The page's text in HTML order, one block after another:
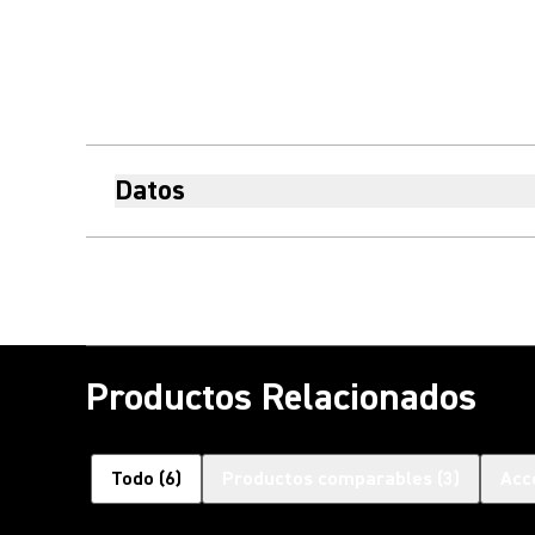
Datos
Productos Relacionados
Todo (6)